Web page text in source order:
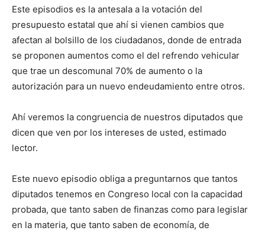
Este episodios es la antesala a la votación del
presupuesto estatal que ahí si vienen cambios que
afectan al bolsillo de los ciudadanos, donde de entrada
se proponen aumentos como el del refrendo vehicular
que trae un descomunal 70% de aumento o la
autorización para un nuevo endeudamiento entre otros.
Ahí veremos la congruencia de nuestros diputados que
dicen que ven por los intereses de usted, estimado
lector.
Este nuevo episodio obliga a preguntarnos que tantos
diputados tenemos en Congreso local con la capacidad
probada, que tanto saben de finanzas como para legislar
en la materia, que tanto saben de economía, de